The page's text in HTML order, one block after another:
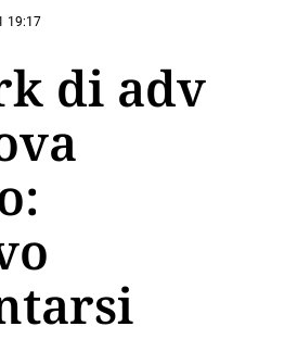
19:17
di adv